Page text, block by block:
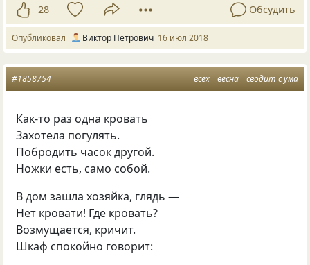
28 Обсудить
Опубликовал Виктор Петрович 16 июл 2018
всех весна сводит с ума
#1858754
Как-то раз одна кровать
Захотела погулять.
Побродить часок другой.
Ножки есть, само собой.
В дом зашла хозяйка, глядь —
Нет кровати! Где кровать?
Возмущается, кричит.
Шкаф спокойно говорит: